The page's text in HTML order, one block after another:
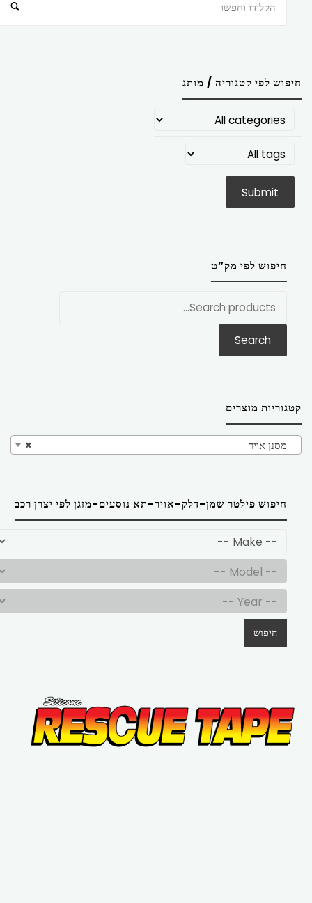
חיפוש לפי קטגוריה / מותג
חיפוש לפי מק”ט
Search
קטגוריות מוצרים
× מסנן אויר
חיפוש פילטר שמן-דלק-אויר-תא נוסעים-מזגן לפי יצרן רכב
חיפוש